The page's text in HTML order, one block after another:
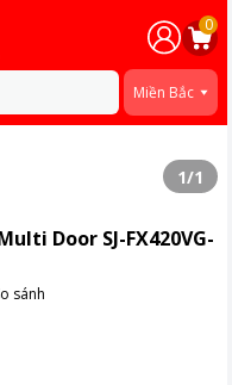
0
Miền Bắc
1/1
Door SJ-FX420VG-
sánh